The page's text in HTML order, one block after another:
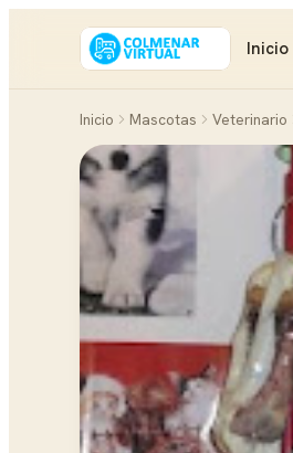
Inicio
Inicio Mascotas Veterinario